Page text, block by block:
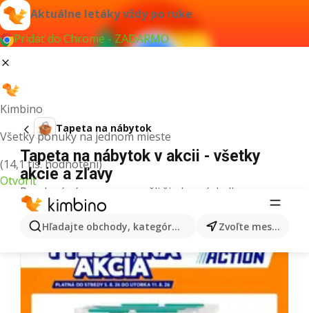
Aktuálne letáky vždy po ruke
Pridať do Chrome - ZADARMO
Kimbino
Všetky ponuky na jednom mieste
(14,1 tis. hodnotení)
Otvoriť
Hľadajte obchody, kategórie, produkty... Zvoľte mesto
Tapeta na nábytok
Tapeta na nábytok v akcii - všetky
akcie a zľavy
Pre daný výraz sme nenašli žiadne výsledky.
Ďalšie letáky z kategórie